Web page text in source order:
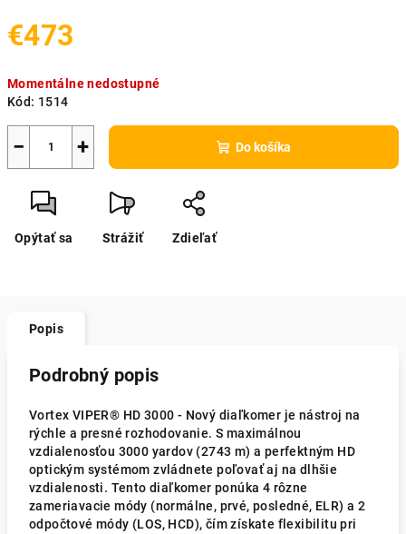
€473
cena:
Momentálne nedostupné
Kód: 1514
+
− Do košíka
Opýtať sa Strážiť Zdieľať
Popis
Podrobný popis
Vortex VIPER® HD 3000 - Nový diaľkomer je nástroj na
rýchle a presné rozhodovanie. S maximálnou
vzdialenosťou 3000 yardov (2743 m) a perfektným HD
optickým systémom zvládnete poľovať aj na dlhšie
vzdialenosti. Tento diaľkomer ponúka 4 rôzne
zameriavacie módy (normálne, prvé, posledné, ELR) a 2
odpočtové módy (LOS, HCD), čím získate flexibilitu pri